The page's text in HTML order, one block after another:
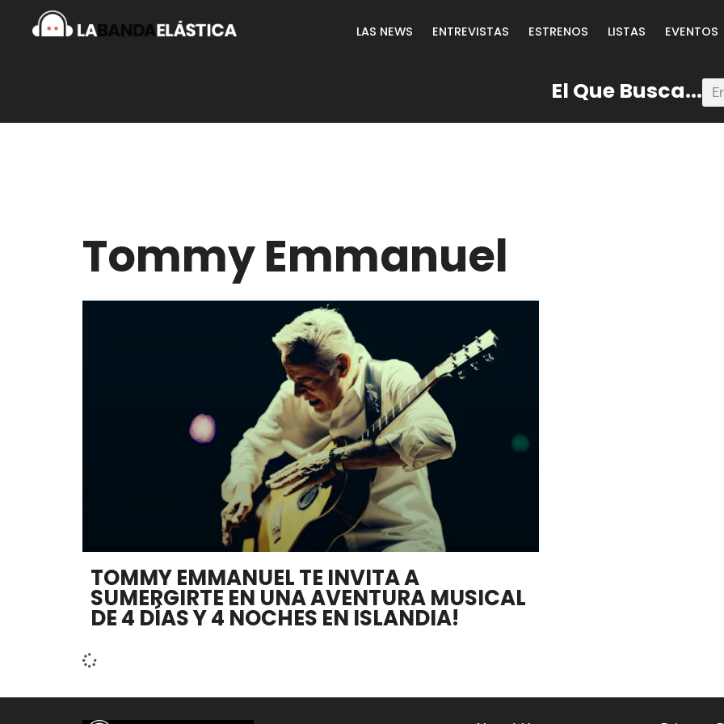
LAS NEWS ENTREVISTAS ESTRENOS LISTAS EVENTOS
El Que Busca...
Tommy Emmanuel
TOMMY EMMANUEL TE INVITA A
SUMERGIRTE EN UNA AVENTURA MUSICAL
DE 4 DÍAS Y 4 NOCHES EN ISLANDIA!